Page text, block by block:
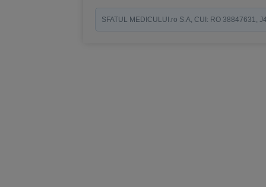
SFATUL MEDICULUI.ro S.A, CUI: RO 38847631,